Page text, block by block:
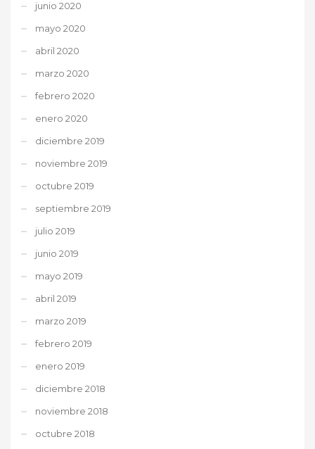
junio 2020
mayo 2020
abril 2020
marzo 2020
febrero 2020
enero 2020
diciembre 2019
noviembre 2019
octubre 2019
septiembre 2019
julio 2019
junio 2019
mayo 2019
abril 2019
marzo 2019
febrero 2019
enero 2019
diciembre 2018
noviembre 2018
octubre 2018